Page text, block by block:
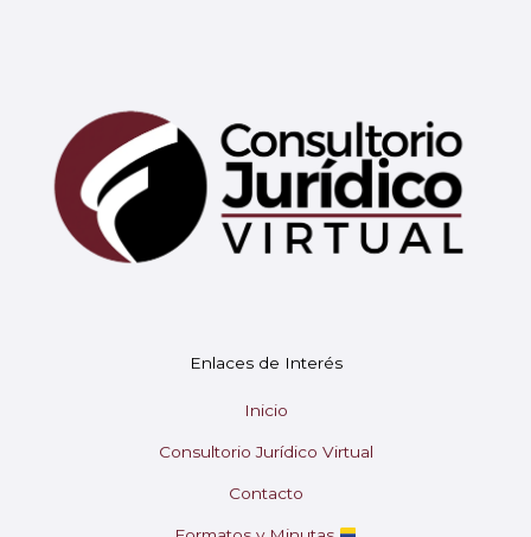
Enlaces de Interés
Inicio
Consultorio Jurídico Virtual
Contacto
Mary
Soy Mary tu asistente virtual.